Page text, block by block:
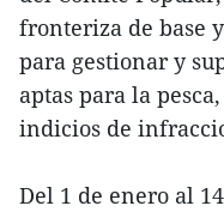
fronteriza de base
para gestionar y
aptas para la
indicios de
Del 1 de enero al